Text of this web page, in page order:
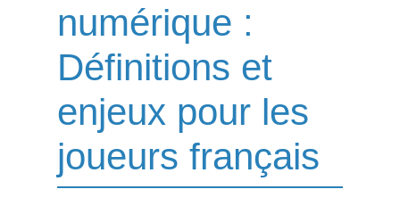
numérique :
Définitions et
enjeux pour les
joueurs français